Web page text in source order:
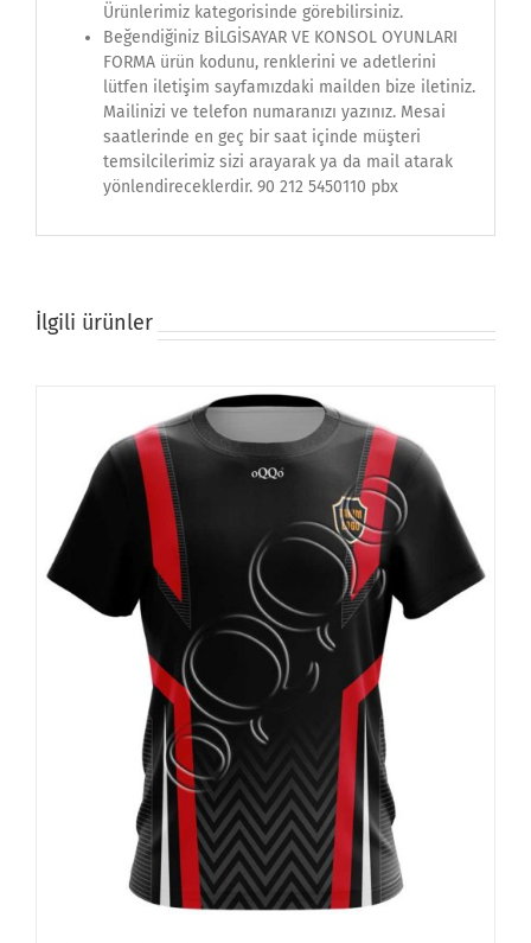
Ürünlerimiz kategorisinde görebilirsiniz.
Beğendiğiniz BİLGİSAYAR VE KONSOL OYUNLARI
FORMA ürün kodunu, renklerini ve adetlerini
lütfen iletişim sayfamızdaki mailden bize iletiniz.
Mailinizi ve telefon numaranızı yazınız. Mesai
saatlerinde en geç bir saat içinde müşteri
temsilcilerimiz sizi arayarak ya da mail atarak
yönlendireceklerdir. 90 212 5450110 pbx
İlgili ürünler